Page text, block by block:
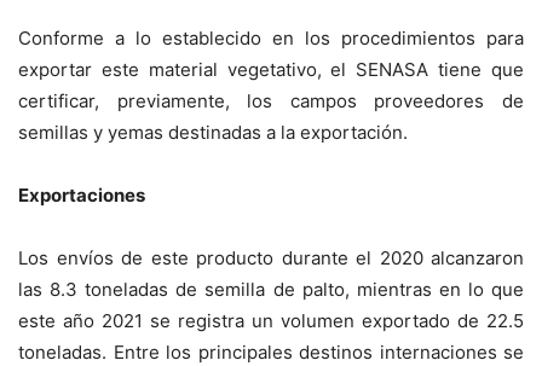
Conforme a lo establecido en los procedimientos para
exportar este material vegetativo, el SENASA tiene que
certificar, previamente, los campos proveedores de
semillas y yemas destinadas a la exportación.
Exportaciones
Los envíos de este producto durante el 2020 alcanzaron
las 8.3 toneladas de semilla de palto, mientras en lo que
este año 2021 se registra un volumen exportado de 22.5
toneladas. Entre los principales destinos internaciones se